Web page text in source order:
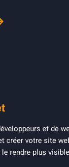
et de
créer votre site
rendre plus